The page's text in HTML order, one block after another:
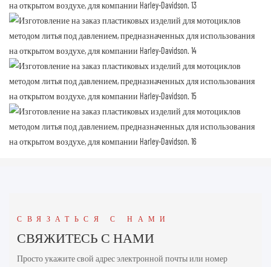
СВЯЗАТЬСЯ С НАМИ
СВЯЖИТЕСЬ С НАМИ
Просто укажите свой адрес электронной почты или номер